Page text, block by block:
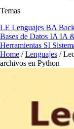
Temas
LE Lenguajes BA
Bases de Datos IA IA
Herramientas SI
Home / Lenguajes /
archivos en Python